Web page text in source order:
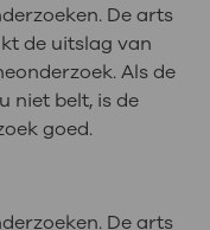
De arts
de uitslag van
Als de
niet belt, is de
goed.
De arts